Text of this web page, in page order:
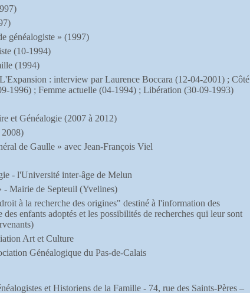
généalogiste » (1997)
(10-1994)
(1994)
: interview par Laurence Boccara (12-04-2001) ; Côté
1996) ; Femme actuelle (04-1994) ; Libération (30-09-1993)
et Généalogie (2007 à 2012)
de Gaulle » avec Jean-François Viel
- l'Université inter-âge de Melun
Mairie de Septeuil (Yvelines)
à la recherche des origines" destiné à l'information des
enfants adoptés et les possibilités de recherches qui leur sont
Art et Culture
Généalogique du Pas-de-Calais
et Historiens de la Famille - 74, rue des Saints-Pères –